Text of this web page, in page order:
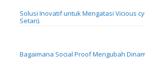
Solusi Inovatif untuk Mengatasi Vicious
Setan).
Bagaimana Social Proof Mengubah